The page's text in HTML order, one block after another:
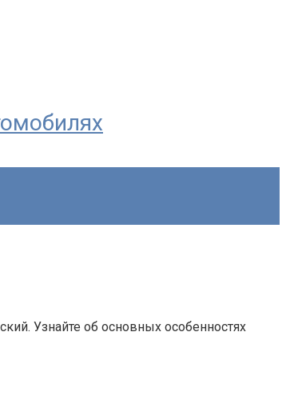
Узнайте об основных особенностях